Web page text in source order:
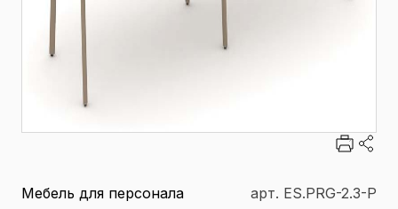
Мебель для персонала арт. ES.PRG-2.3-P